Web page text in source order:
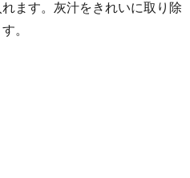
ます。灰汁をきれいに取り除
。